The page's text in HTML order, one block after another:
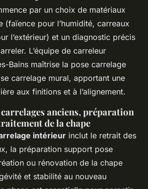
par un choix de matériaux
(faïence pour l’humidité, carreaux
l’extérieur) et un diagnostic précis
L’équipe de carreleur
Bains maîtrise la pose carrelage
carrelage mural, apportant une
aux finitions et à l’alignement.
anciens, préparation
de la chape
intérieur inclut le retrait des
la préparation support pose
ou rénovation de la chape
et stabilité au nouveau